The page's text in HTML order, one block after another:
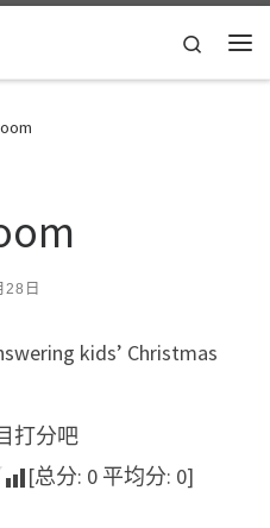
Search
28日
kids’ Christmas
打分吧
[总分: 0 平均分: 0]